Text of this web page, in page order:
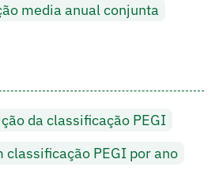
media anual conjunta
da classificação PEGI
classificação PEGI por ano